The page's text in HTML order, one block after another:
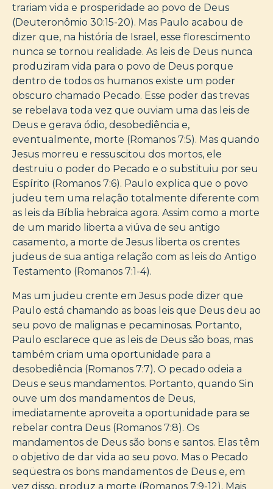
trariam vida e prosperidade ao povo de Deus
(Deuteronômio 30:15-20). Mas Paulo acabou de
dizer que, na história de Israel, esse florescimento
nunca se tornou realidade. As leis de Deus nunca
produziram vida para o povo de Deus porque
dentro de todos os humanos existe um poder
obscuro chamado Pecado. Esse poder das trevas
se rebelava toda vez que ouviam uma das leis de
Deus e gerava ódio, desobediência e,
eventualmente, morte (Romanos 7:5). Mas quando
Jesus morreu e ressuscitou dos mortos, ele
destruiu o poder do Pecado e o substituiu por seu
Espírito (Romanos 7:6). Paulo explica que o povo
judeu tem uma relação totalmente diferente com
as leis da Bíblia hebraica agora. Assim como a morte
de um marido liberta a viúva de seu antigo
casamento, a morte de Jesus liberta os crentes
judeus de sua antiga relação com as leis do Antigo
Testamento (Romanos 7:1-4).
Mas um judeu crente em Jesus pode dizer que
Paulo está chamando as boas leis que Deus deu ao
seu povo de malignas e pecaminosas. Portanto,
Paulo esclarece que as leis de Deus são boas, mas
também criam uma oportunidade para a
desobediência (Romanos 7:7). O pecado odeia a
Deus e seus mandamentos. Portanto, quando Sin
ouve um dos mandamentos de Deus,
imediatamente aproveita a oportunidade para se
rebelar contra Deus (Romanos 7:8). Os
mandamentos de Deus são bons e santos. Elas têm
o objetivo de dar vida ao seu povo. Mas o Pecado
seqüestra os bons mandamentos de Deus e, em
vez disso, produz a morte (Romanos 7:9-12). Mais